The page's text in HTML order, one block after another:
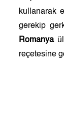
kullanarak
gerekip
Romanya
reçetesine